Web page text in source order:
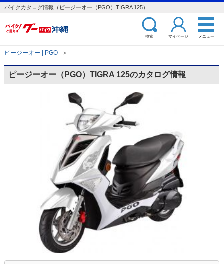
バイクカタログ情報（ピージーオー（PGO）TIGRA 125）
検索 マイページ メニュー
ピージーオー | PGO ＞
ピージーオー（PGO）TIGRA 125のカタログ情報